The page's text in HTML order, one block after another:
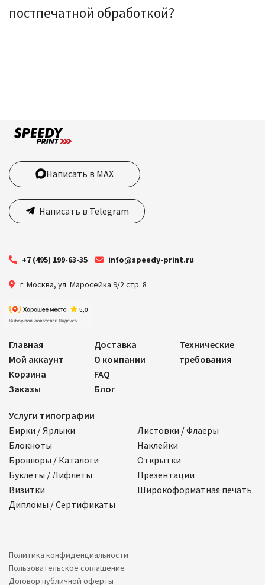
постпечатной обработкой?
Написать в MAX
Написать в Telegram
+7 (495) 199-63-35 info@speedy-print.ru
г. Москва, ул. Маросейка 9/2 стр. 8
Главная
Мой аккаунт
Корзина
Заказы
Доставка
О компании
FAQ
Блог
Технические
требования
Услуги типографии
Бирки / Ярлыки
Блокноты
Брошюры / Каталоги
Буклеты / Лифлеты
Визитки
Дипломы / Сертификаты
Листовки / Флаеры
Наклейки
Открытки
Презентации
Широкоформатная печать
Политика конфиденциальности
Пользовательское соглашение
Договор публичной оферты